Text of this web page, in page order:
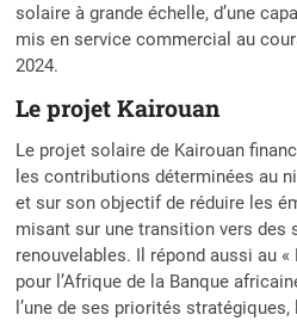
solaire à grande échelle, d’une
mis en service commercial au
2024.
Le projet Kairouan
Le projet solaire de Kairouan
les contributions déterminées au
et sur son objectif de réduire les
misant sur une transition vers des
renouvelables. Il répond aussi au «
pour l’Afrique de la Banque
l’une de ses priorités